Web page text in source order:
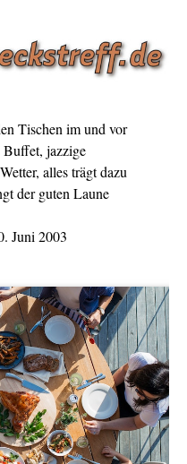
Tischen im und vor
Buffet, jazzige
alles trägt dazu
der guten Laune
Juni 2003